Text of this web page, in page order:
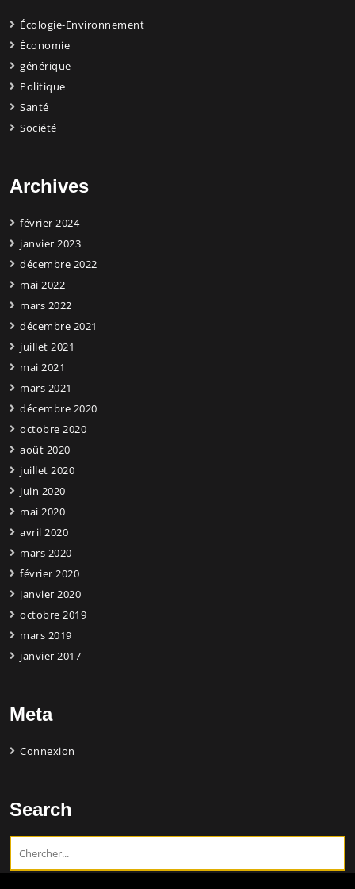
Écologie-Environnement
Économie
générique
Politique
Santé
Société
Archives
février 2024
janvier 2023
décembre 2022
mai 2022
mars 2022
décembre 2021
juillet 2021
mai 2021
mars 2021
décembre 2020
octobre 2020
août 2020
juillet 2020
juin 2020
mai 2020
avril 2020
mars 2020
février 2020
janvier 2020
octobre 2019
mars 2019
janvier 2017
Meta
Connexion
Search